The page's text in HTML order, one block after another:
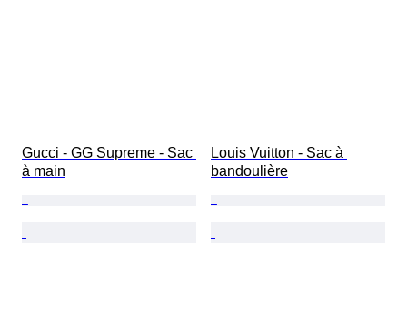
Gucci - GG Supreme - Sac
à main
Louis Vuitton - Sac à
bandoulière